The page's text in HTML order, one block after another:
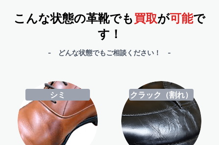
こんな状態の革靴でも買取が可能で
す！
- どんな状態でもご相談ください！ -
シミ クラック（割れ）